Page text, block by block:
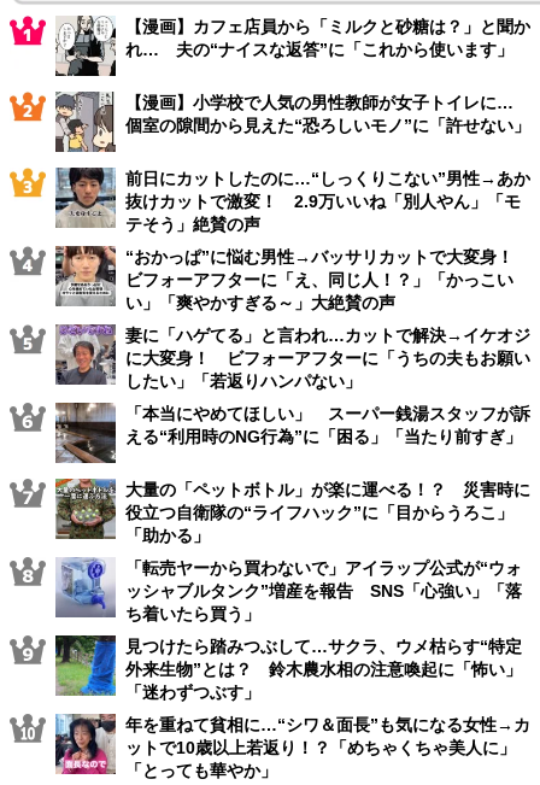
【漫画】カフェ店員から「ミルクと砂糖は？」と聞か
れ… 夫の“ナイスな返答”に「これから使います」
【漫画】小学校で人気の男性教師が女子トイレに…
個室の隙間から見えた“恐ろしいモノ”に「許せない」
前日にカットしたのに…“しっくりこない”男性→あか
抜けカットで激変！ 2.9万いいね「別人やん」「モ
テそう」絶賛の声
“おかっぱ”に悩む男性→バッサリカットで大変身！
ビフォーアフターに「え、同じ人！？」「かっこい
い」「爽やかすぎる～」大絶賛の声
妻に「ハゲてる」と言われ…カットで解決→イケオジ
に大変身！ ビフォーアフターに「うちの夫もお願い
したい」「若返りハンパない」
「本当にやめてほしい」 スーパー銭湯スタッフが訴
える“利用時のNG行為”に「困る」「当たり前すぎ」
大量の「ペットボトル」が楽に運べる！？ 災害時に
役立つ自衛隊の“ライフハック”に「目からうろこ」
「助かる」
「転売ヤーから買わないで」アイラップ公式が“ウォ
ッシャブルタンク”増産を報告 SNS「心強い」「落
ち着いたら買う」
見つけたら踏みつぶして…サクラ、ウメ枯らす“特定
外来生物”とは？ 鈴木農水相の注意喚起に「怖い」
「迷わずつぶす」
年を重ねて貧相に…“シワ＆面長”も気になる女性→カ
ットで10歳以上若返り！？「めちゃくちゃ美人に」
「とっても華やか」